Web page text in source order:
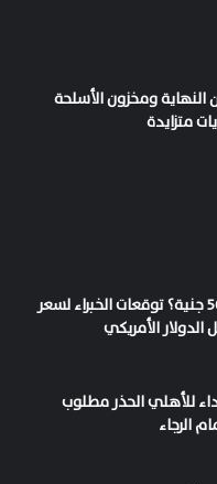
النهاية ومخزون الأسلحة
متزايدة
هل الدولار سيصل 50 جنية؟ توقعات الخبراء لسعر
الأمريكي
للأهلي الحذر مطلوب
الرجاء